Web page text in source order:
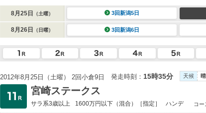
8月25日 （土曜） 3回新潟5日
8月26日 （日曜） 3回新潟6日
2012年8月25日（土曜） 2回小倉9日 発走時刻： 15時35分 天候 晴
宮崎ステークス
サラ系3歳以上 1600万円以下 （混合）［指定］ ハンデ コー